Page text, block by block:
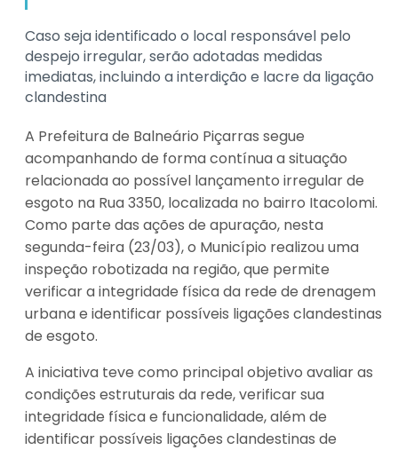
Caso seja identificado o local responsável pelo
despejo irregular, serão adotadas medidas
imediatas, incluindo a interdição e lacre da ligação
clandestina
A Prefeitura de Balneário Piçarras segue
acompanhando de forma contínua a situação
relacionada ao possível lançamento irregular de
esgoto na Rua 3350, localizada no bairro Itacolomi.
Como parte das ações de apuração, nesta
segunda-feira (23/03), o Município realizou uma
inspeção robotizada na região, que permite
verificar a integridade física da rede de drenagem
urbana e identificar possíveis ligações clandestinas
de esgoto.
A iniciativa teve como principal objetivo avaliar as
condições estruturais da rede, verificar sua
integridade física e funcionalidade, além de
identificar possíveis ligações clandestinas de